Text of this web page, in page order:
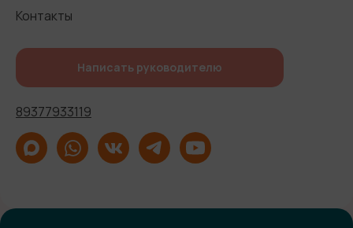
Контакты
Написать руководителю
89377933119